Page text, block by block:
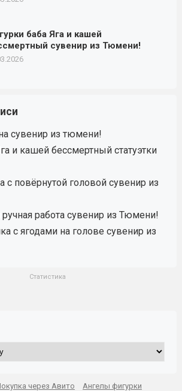
баба Яга и кашей
сувенир из Тюмени!
сувенир из тюмени!
и кашей бессмертный статуэтки
с повёрнутой головой сувенир из
работа сувенир из Тюмени!
с ягодами на голове сувенир из
Статистика
через Авито Ангелы фигурки